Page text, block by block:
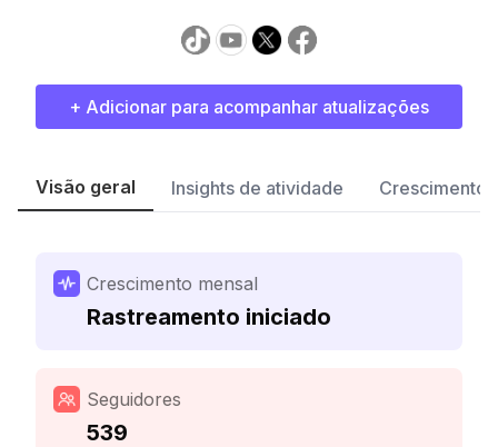
+ Adicionar para acompanhar atualizações
Visão geral Insights de atividade Crescimento
Crescimento mensal
Rastreamento iniciado
Seguidores
539